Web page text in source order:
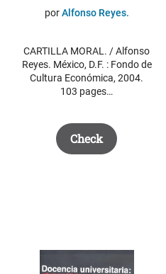
porAlfonso Reyes.
CARTILLA MORAL. / Alfonso
Reyes. México, D.F. : Fondo de
Cultura Económica, 2004.
103 pages…
Check